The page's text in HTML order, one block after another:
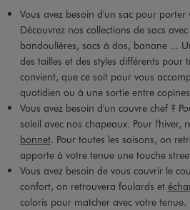
Vous avez besoin d'un sac pour porter
Découvrez nos collections de sacs avec
bandoulières, sacs à dos, banane ...
des tailles et des styles différents pour
convient, que ce soit pour vous
quotidien ou à une sortie entre
Vous avez besoin d'un couvre chef ?
soleil avec nos chapeaux. Pour l'hiver,
bonnet. Pour toutes les saisons, on
apporte à votre tenue une touche
Vous avez besoin de vous couvrir le
confort, on retrouvera foulards et
coloris pour matcher avec votre